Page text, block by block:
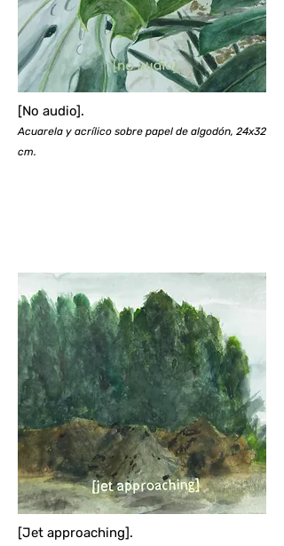
[No audio].
Acuarela y acrílico sobre papel de algodón, 24x32
cm.
[Jet approaching].